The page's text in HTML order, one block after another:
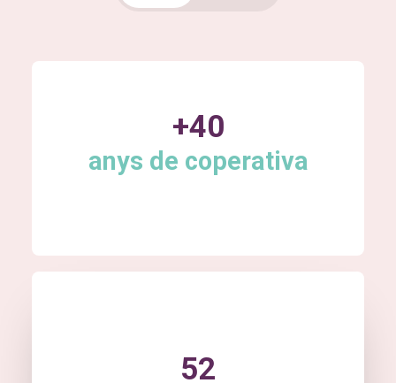
+40
anys de coperativa
52